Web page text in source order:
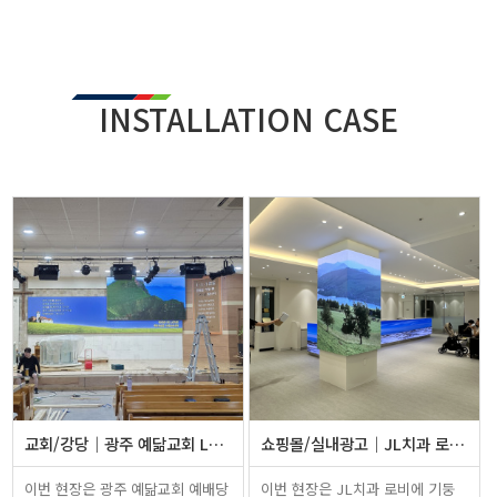
INSTALLATION CASE
교회/강당 광주 예닮교회 LED전광판 설치
이번 현장은 광주 예닮교회 예배당
쇼핑몰/실내광고 JL치과 로비 기둥 LED전광판 및 …
이번 현장은 JL치과 로비에 기둥